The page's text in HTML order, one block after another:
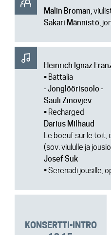
Malin Broman,
Sakari Männistö,
Heinrich Ignaz
• Battalia
- Jonglöörisoolo -
Sauli Zinovjev
• Recharged
Darius Milhaud
Le boeuf sur le toit,
(sov. viululle ja
Josef Suk
• Serenadi jousille,
KONSERTTI-INTRO